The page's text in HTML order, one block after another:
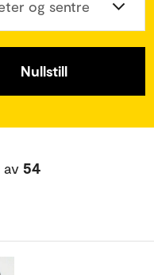
og sentre
Nullstill
av 54